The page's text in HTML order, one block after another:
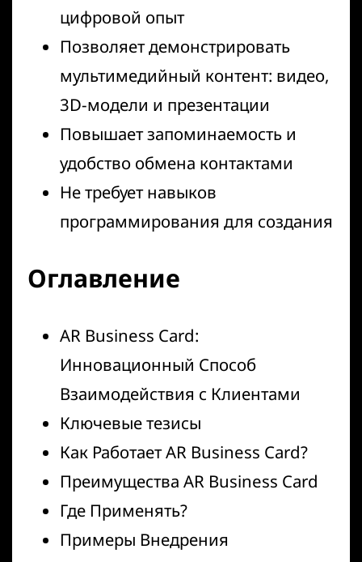
цифровой опыт
Позволяет демонстрировать
мультимедийный контент: видео,
3D-модели и презентации
Повышает запоминаемость и
удобство обмена контактами
Не требует навыков
программирования для создания
Оглавление
AR Business Card:
Инновационный Способ
Взаимодействия с Клиентами
Ключевые тезисы
Как Работает AR Business Card?
Преимущества AR Business Card
Где Применять?
Примеры Внедрения